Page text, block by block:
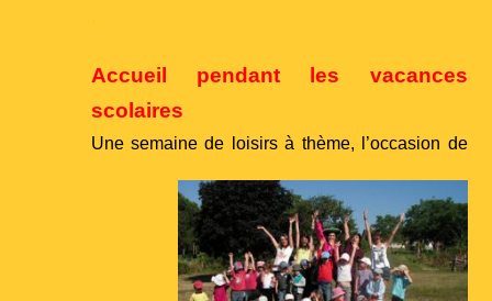
.
Accueil pendant les vacances
scolaires
Une semaine de loisirs à thème, l’occasion de